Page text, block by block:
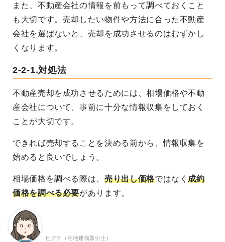
また、不動産会社の情報を前もって調べておくこと
も大切です。売却したい物件や方法に合った不動産
会社を選ばないと、売却を成功させるのはむずかし
くなります。
2-2-1.対処法
不動産売却を成功させるためには、相場価格や不動
産会社について、事前に十分な情報収集をしておく
ことが大切です。
できれば売却することを決める前から、情報収集を
始めると良いでしょう。
相場価格を調べる際は、売り出し価格ではなく成約
価格を調べる必要があります。
ヒグチ（宅地建物取引士）